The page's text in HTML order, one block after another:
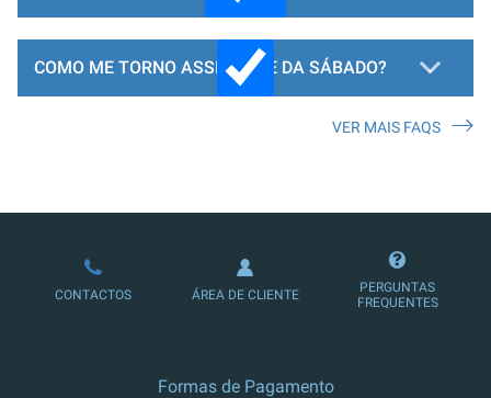
COMO ME TORNO ASSINANTE DA SÁBADO?
LOJA DE ASSINATURAS
VER MAIS FAQS
CONTACTOS ÁREA DE CLIENTE
PERGUNTAS
FREQUENTES
Formas de Pagamento